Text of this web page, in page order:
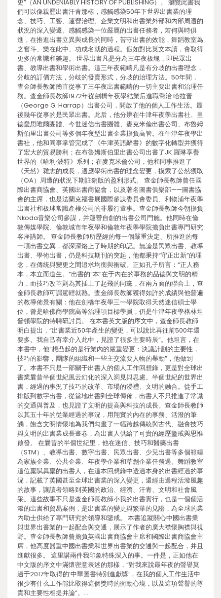
史”（AN UNDENIABLY HISTORY OF PUBLISHING）。 瀏覽此書我
們可以像親歷出書汗青那樣，感觸感染50年下世界出書業的理
念、技巧、工藝、運營治理、企業文明和出書業外部和內部周遭的
狀況的深入變遷。感觸感染一位嚴厲的出書任務者，若何與時俱
進，在推進出書立異與成長的同時，苦守出書的效能，舞蹈教室為
之奮斗、樂在此中、功成名就的過程。假如對比英文本讀，會取得
更多的常識和樂趣。 世界出書凡是分為三年夜板塊，即民眾出
書、教導出書和學術出書。這三年夜範疇凡是有分歧的出書理念，
分歧的訂價方法，分歧的發賣形式，分歧的治理方法。50年間，
查金師長教師簡直從事了三年夜出書範疇的一切主要出書和治理任
務。查金師長教師1972年從劍橋年夜學結業后進職喬治·哈拉普
（George G. Harrap）出書公司，開啟了他的個人工作生活。最
後幾年從事的是民眾出書。此后，他分辨在牛津年夜學出書社、里
德愛思唯爾團體、今世迷信出書團體、麥克米倫出書公司、布魯姆
斯伯里出書公司等多個年夜型出書企業擔負高管。在牛津年夜學出
書社，他和同事掌管完成了《牛津英語辭書》的數字化轉型并獲得
了宏大的貿易勝利；在布魯姆斯伯里出書公司出書了JK.羅琳享譽
世界的《哈利·波特》系列；在麥克米倫公司，他和同事推進了
《天然》雜志的成長，適應學術出書的理念變更，摸索了公然獲取
（OA）周遭的狀況下期註銷版的盈利形式。 查金師長教師曾任國
際出書商協會、英國出書商協會，以及著名圖書俱樂部——圖書協
會的主席，也是法蘭克福書展國際參謀委員會委員、利物浦年夜學
出書社和板球常識產權公司的非履行董事。查金師長教師今朝擔負
Nkoda音樂公司參謀，并運營自創的出書公司門施。他同時在倫
敦傳媒學院、倫敦城市年夜學和倫敦年夜學學院擔負出書專門研究
客座講師。 查金師長教師所歷經的每一個嚴重決定、所推進的每
一項出書立異，都深深烙上了時期的印記。無論是民眾出書、教導
出書、學術出書，仍是科技期刊的突起，他都秉持“守正出新”的理
念，在傳統與變更之間追求均衡與衝破。正如孔子所言：“正人務
本，本立而道生。”出書的“本”在于內在的事務的品德與文明的精
力，而技巧改革則為其插上了起飛的同黨，在兩方面的聯合上，查
金師長教師可謂駕輕就熟。查金師長教師獲得如許的成績與他普遍
的教導佈景有關：他在劍橋年夜學三一學院取得天然迷信碩士學
位，曾是哈佛商學院高等治理項目標學員，仍是牛津年夜學格林坦
普頓學院的特聘研討員。 在本書英文版的序文中，查金師長教師
明白提出，“出書業近50年產生的變更，可以說比再往前500年還
要多。我自己有幸介入此中，見證了很多主要時辰”。他坦言，在
本書中，他“想凸起的是行業內的嚴重變更：決議計劃的主要性，
技巧的影響，團隊的組織和一些主交流要人物的舉動”，他做到
了。本書不只是一部關于出書人的個人工作回想錄，更是對全球出
書業曩昔半個世紀風云幻化的深入洞見與思慮。半個世紀的世界出
書，經過的事況了技巧的改革、市場的浸禮、文明的融合。從手工
排版到數字出書，從當地出書到全球傳佈，出書人不只推進了常識
的交通與普及，也見證了文明的提高與科技的成長。查金師長教師
以其五十年的從業經過的事況，用翔實的內在的事務、活潑的筆
觸，飽含文明情懷地為我們勾畫了一幅跨越傳統與古代、融會技巧
與文明的出書業成長畫卷，為出書人供給了可貴的經歷鑒戒與思惟
啟發。 在曩昔的半個世紀里，他在迷信、技巧和醫藥出書
（STM）、教導出書、數字出書、民眾出書、少兒出書等多個範疇
為家族企業、公共企業、年夜學企業和草創企業任務過。舞蹈教室
這位稟賦異稟的出書人，在這本回想錄中透過本身的出書經過的事
況，記載了英國甚至全球出書業的深入變更，還經由過程活潑風趣
的故事，讓讀者領略到英國的政治、經濟、汗青、文明和社會風
采。這些故事不只是查金師長教師小我的出書實行，也是一個個活
潑的出書和貿易案例，是出書業的變更與繁華的見證，為全球的業
內助士供給了專門研究的領導和鑒戒。 本書追蹤關心中國出書業
與世界出書業的一起配合與交通，展示了作者的廣大襟懷胸襟與視
野。查金師長教師曾擔負英國出書商協會主席和國際出書商協會主
席，他高度器重中國出書業和世界出書業的交通與一起配合，并且
進獻很多。 這里講兩件我印象特殊深入的事。一件是，正如他在
中文版的序文中滿懷密意表述的那樣，“對我來說最年夜的聲譽莫
過于2017年取得的‘中華圖書特別進獻獎’，在我的個人工作生活中
很少有什么工作能比取得這個獎時的衝動心境，以及這項聲譽的尊
貴和主要性相提并論”。…